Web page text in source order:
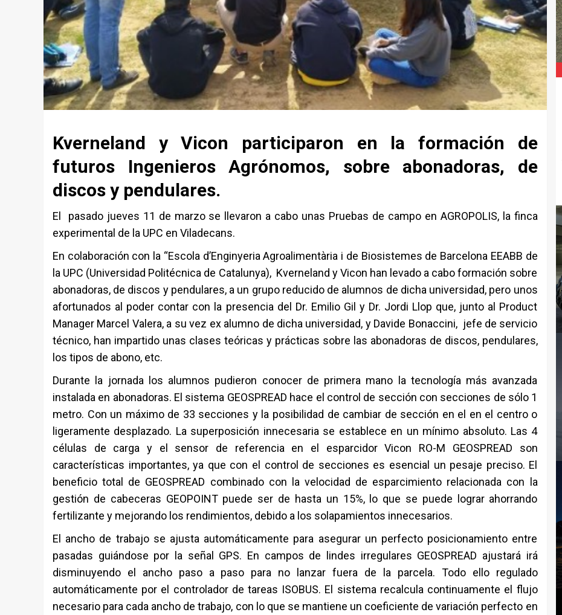
Kverneland y Vicon participaron en la formación de
futuros Ingenieros Agrónomos, sobre abonadoras, de
discos y pendulares.
El pasado jueves 11 de marzo se llevaron a cabo unas Pruebas de campo en AGROPOLIS, la finca
experimental de la UPC en Viladecans.
En colaboración con la “Escola d’Enginyeria Agroalimentària i de Biosistemes de Barcelona EEABB de
la UPC (Universidad Politécnica de Catalunya), Kverneland y Vicon han levado a cabo formación sobre
abonadoras, de discos y pendulares, a un grupo reducido de alumnos de dicha universidad, pero unos
afortunados al poder contar con la presencia del Dr. Emilio Gil y Dr. Jordi Llop que, junto al Product
Manager Marcel Valera, a su vez ex alumno de dicha universidad, y Davide Bonaccini, jefe de servicio
técnico, han impartido unas clases teóricas y prácticas sobre las abonadoras de discos, pendulares,
los tipos de abono, etc.
Durante la jornada los alumnos pudieron conocer de primera mano la tecnología más avanzada
instalada en abonadoras. El sistema GEOSPREAD hace el control de sección con secciones de sólo 1
metro. Con un máximo de 33 secciones y la posibilidad de cambiar de sección en el en el centro o
ligeramente desplazado. La superposición innecesaria se establece en un mínimo absoluto. Las 4
células de carga y el sensor de referencia en el esparcidor Vicon RO-M GEOSPREAD son
características importantes, ya que con el control de secciones es esencial un pesaje preciso. El
beneficio total de GEOSPREAD combinado con la velocidad de esparcimiento relacionada con la
gestión de cabeceras GEOPOINT puede ser de hasta un 15%, lo que se puede lograr ahorrando
fertilizante y mejorando los rendimientos, debido a los solapamientos innecesarios.
El ancho de trabajo se ajusta automáticamente para asegurar un perfecto posicionamiento entre
pasadas guiándose por la señal GPS. En campos de lindes irregulares GEOSPREAD ajustará irá
disminuyendo el ancho paso a paso para no lanzar fuera de la parcela. Todo ello regulado
automáticamente por el controlador de tareas ISOBUS. El sistema recalcula continuamente el flujo
necesario para cada ancho de trabajo, con lo que se mantiene un coeficiente de variación perfecto en